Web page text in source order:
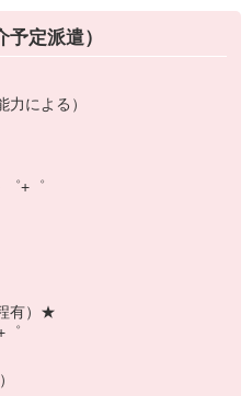
センター、受付
加工・組立・検査
スト・エステ
導塾・人材紹介
・官公庁案件
面接OK！
応。
softbank(ソフトバンク)など
イル、UQなど格安スマホまで幅
定派遣）
による）
゜+゜
有）★
゜